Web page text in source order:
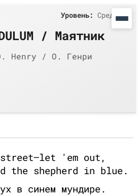
/ Маятник
Henry / О. Генри
Уровень: Средний
'em out,
the shepherd in blue.
в синем мундире.